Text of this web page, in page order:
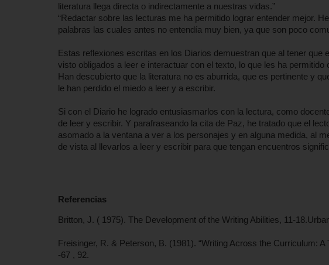
literatura llega directa o indirectamente a nuestras vidas.”
“Redactar sobre las lecturas me ha permitido lograr entender mejor.
palabras las cuales antes no entendía muy bien, ya que son poco
Estas reflexiones escritas en los Diarios demuestran que al tener que
visto obligados a leer e interactuar con el texto, lo que les ha
Han descubierto que la literatura no es aburrida, que es pertinente y
le han perdido el miedo a leer y a escribir.
Si con el Diario he logrado entusiasmarlos con la lectura, como
de leer y escribir. Y parafraseando la cita de Paz, he tratado que el
asomado a la ventana a ver a los personajes y en alguna medida, al
de vista al llevarlos a leer y escribir para que tengan encuentros
Referencias
Britton, J. ( 1975). The Development of the Writing Abilities, 11-
Freisinger, R. & Peterson, B. (1981). “Writing Across the Curriculum:
-67 , 92.